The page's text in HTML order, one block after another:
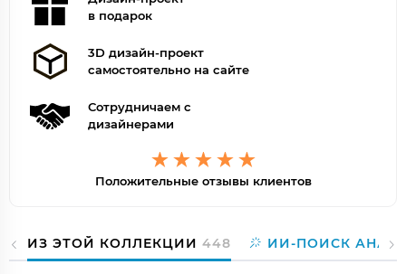
в подарок
3D дизайн-проект
самостоятельно на сайте
Сотрудничаем с
дизайнерами
Положительные отзывы клиентов
ИЗ ЭТОЙ КОЛЛЕКЦИИ 448 ИИ-ПОИСК